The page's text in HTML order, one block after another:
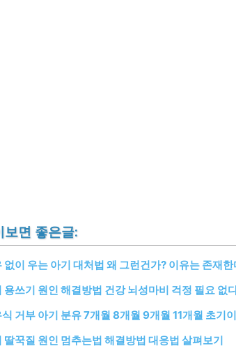
보면 좋은글:
없이 우는 아기 대처법 왜 그런건가? 이유는 존재한
용쓰기 원인 해결방법 건강 뇌성마비 걱정 필요 없
거부 아기 분유 7개월 8개월 9개월 11개월 초기
딸꾹질 원인 멈추는법 해결방법 대응법 살펴보기